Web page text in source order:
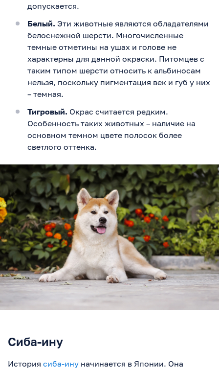
допускается.
Белый. Эти животные являются обладателями
белоснежной шерсти. Многочисленные
темные отметины на ушах и голове не
характерны для данной окраски. Питомцев с
таким типом шерсти относить к альбиносам
нельзя, поскольку пигментация век и губ у них
– темная.
Тигровый. Окрас считается редким.
Особенность таких животных – наличие на
основном темном цвете полосок более
светлого оттенка.
Сиба-ину
История сиба-ину начинается в Японии. Она